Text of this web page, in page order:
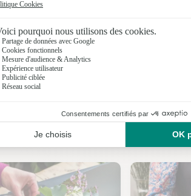
Nos fleuristes à Creyssac